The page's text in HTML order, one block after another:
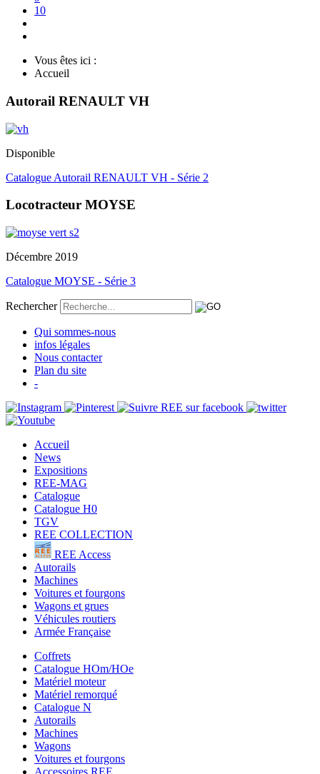
10
Vous êtes ici :
Accueil
Autorail RENAULT VH
Disponible
Catalogue Autorail RENAULT VH - Série 2
Locotracteur MOYSE
Décembre 2019
Catalogue MOYSE - Série 3
Rechercher
Qui sommes-nous
infos légales
Nous contacter
Plan du site
-
Accueil
News
Expositions
REE-MAG
Catalogue
Catalogue H0
TGV
REE COLLECTION
REE Access
Autorails
Machines
Voitures et fourgons
Wagons et grues
Véhicules routiers
Armée Française
Coffrets
Catalogue HOm/HOe
Matériel moteur
Matériel remorqué
Catalogue N
Autorails
Machines
Wagons
Voitures et fourgons
Accessoires REE